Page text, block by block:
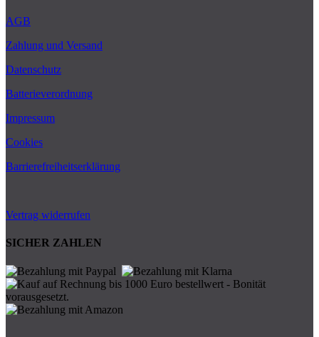
AGB
Zahlung und Versand
Datenschutz
Batterieverordnung
Impressum
Cookies
Barrierefreiheitserklärung
Vertrag widerrufen
SICHER ZAHLEN